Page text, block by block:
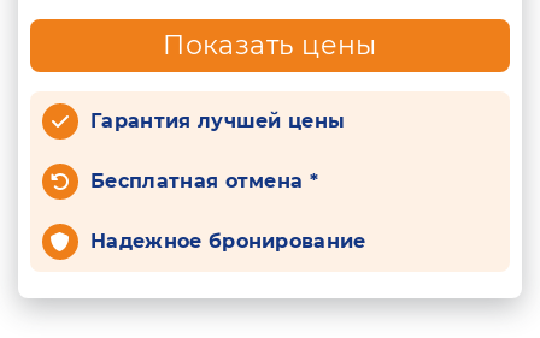
Показать цены
Гарантия лучшей цены
Бесплатная отмена *
Надежное бронирование